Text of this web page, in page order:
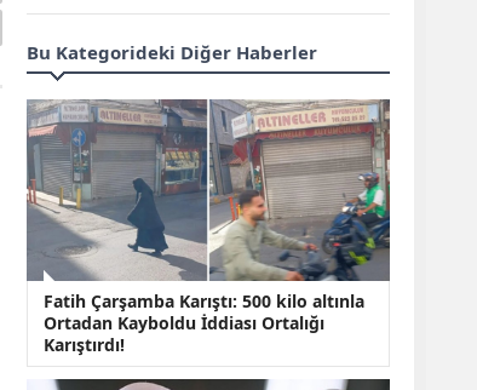
Spot ve Vadeli İşlem
Arasındaki Farklar |
İçin Daha Uygun?
ABD-İran Anlaşması
Sonrası Altın Rekora
Koştu, Petrol
Fiyatları Sert Düştü
Temmuz 2026 Maaş
Zammı Netleşiyor!
Memur, Emekli ve
Yeni Oranlar
Bu Kategorideki Diğer Haberler
Fatih Çarşamba Karıştı: 500 kilo altınla
Ortadan Kayboldu İddiası Ortalığı
Karıştırdı!